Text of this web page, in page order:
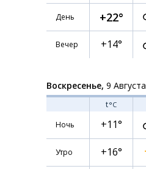
День +22°
Вечер +14°
Воскресенье, 9 Августа
t°C
Ночь
+11°
Утро +16°